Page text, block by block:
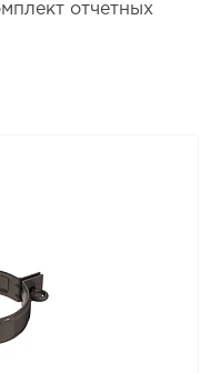
отчетных